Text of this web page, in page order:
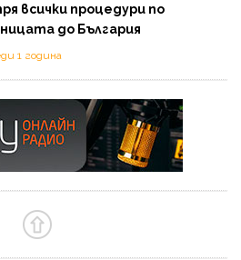
всички процедури по
до България
1 година